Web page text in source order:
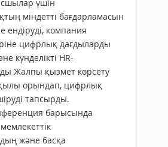
үшін
міндетті бағдарламасын
ендіруді, компания
цифрлық дағдыларды
күнделікті HR-
Жалпы қызмет көрсету
орындап, цифрлық
тапсырды.
барысында
және басқа